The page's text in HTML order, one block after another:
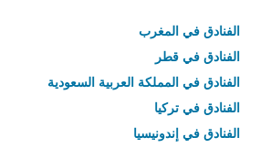
الفنادق في المغرب
الفنادق في قطر
الفنادق في المملكة العربية السعودية
الفنادق في تركيا
الفنادق في إندونيسيا